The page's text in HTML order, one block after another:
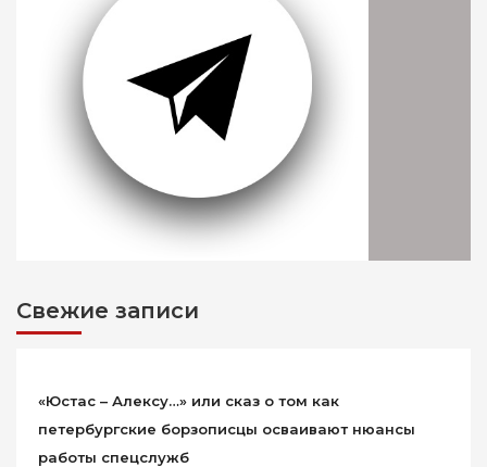
Свежие записи
«Юстас – Алексу…» или сказ о том как
петербургские борзописцы осваивают нюансы
работы спецслужб